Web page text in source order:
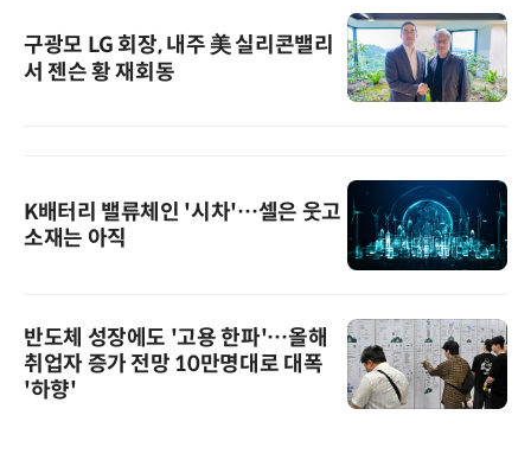
구광모 LG 회장, 내주 美 실리콘밸리
서 젠슨 황 재회동
K배터리 밸류체인 '시차'…셀은 웃고
소재는 아직
반도체 성장에도 '고용 한파'…올해
취업자 증가 전망 10만명대로 대폭
'하향'